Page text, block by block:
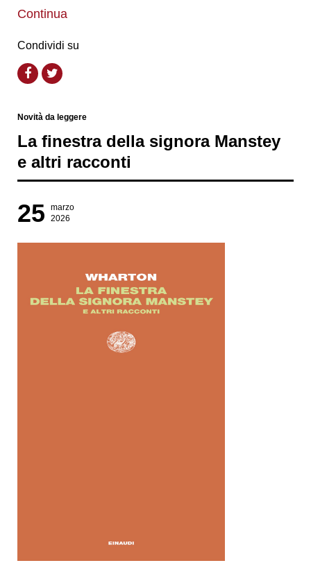
Continua
Condividi su
Novità da leggere
La finestra della signora Manstey
e altri racconti
25
marzo
2026